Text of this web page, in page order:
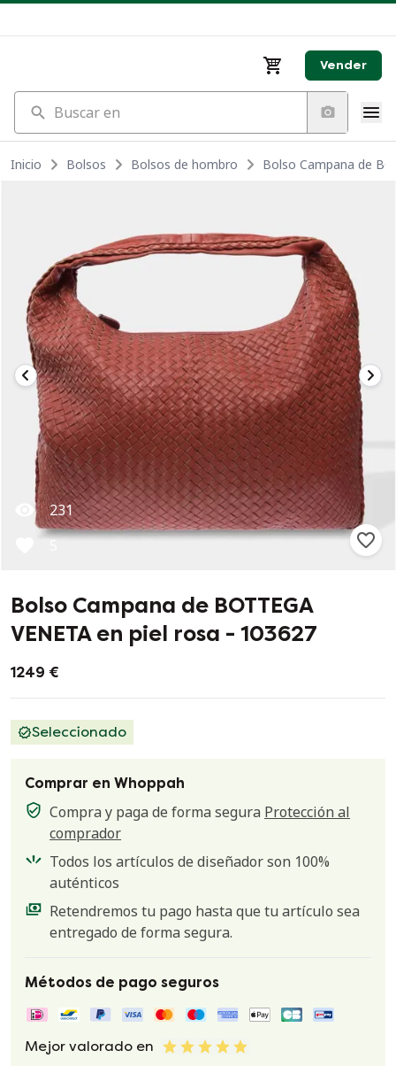
Vender
Buscar en
Inicio Bolsos Bolsos de hombro Bolso Campana de
231
5
Bolso Campana de BOTTEGA
VENETA en piel rosa - 103627
1249 €
Seleccionado
Comprar en Whoppah
Compra y paga de forma segura Protección al
comprador
Todos los artículos de diseñador son 100%
auténticos
Retendremos tu pago hasta que tu artículo sea
entregado de forma segura.
Métodos de pago seguros
Mejor valorado en